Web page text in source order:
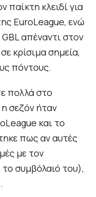
παίκτη κλειδί για
EuroLeague, ενώ
απέναντι στον
κρίσιμα σημεία,
πόντους.
πολλά στο
σεζόν ήταν
και το
πως αν αυτές
με τον
συμβόλαιό του),